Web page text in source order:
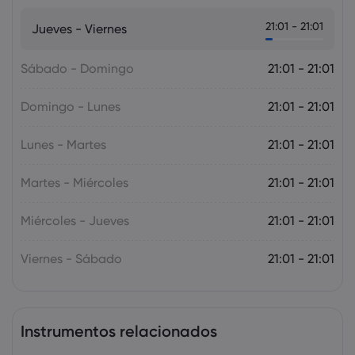
Adelanto semanal: Los datos de
Jueves - Viernes 21:01 - 21:01
Sábado - Domingo 21:01 - 21:01
Domingo - Lunes 21:01 - 21:01
Lunes - Martes 21:01 - 21:01
Martes - Miércoles 21:01 - 21:01
Miércoles - Jueves 21:01 - 21:01
Viernes - Sábado 21:01 - 21:01
Instrumentos relacionados